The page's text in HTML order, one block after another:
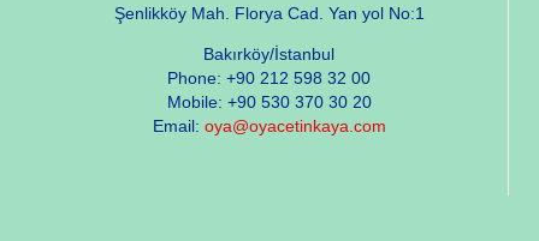
Şenlikköy Mah. Florya Cad. Yan yol No:1
Bakırköy/İstanbul
Phone: +90 212 598 32 00
Mobile: +90 530 370 30 20
Email: oya@oyacetinkaya.com